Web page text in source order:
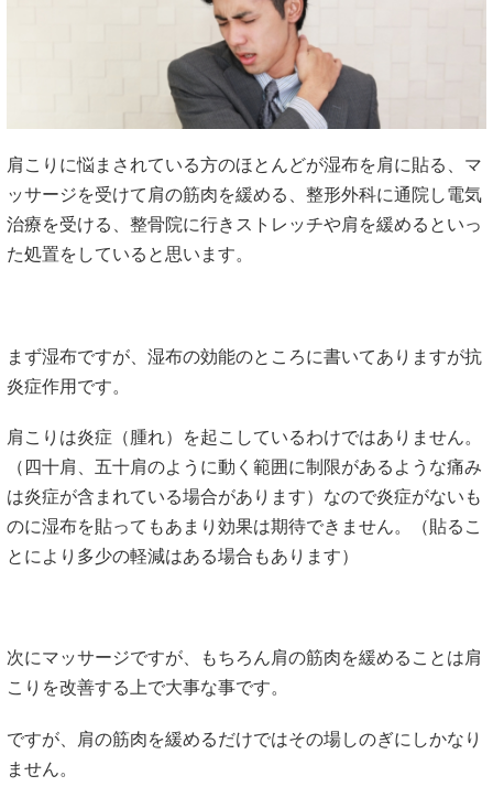
肩こりに悩まされている方のほとんどが湿布を肩に貼る、マ
ッサージを受けて肩の筋肉を緩める、整形外科に通院し電気
治療を受ける、整骨院に行きストレッチや肩を緩めるといっ
た処置をしていると思います。
まず湿布ですが、湿布の効能のところに書いてありますが抗
炎症作用です。
肩こりは炎症（腫れ）を起こしているわけではありません。
（四十肩、五十肩のように動く範囲に制限があるような痛み
は炎症が含まれている場合があります）なので炎症がないも
のに湿布を貼ってもあまり効果は期待できません。（貼るこ
とにより多少の軽減はある場合もあります）
次にマッサージですが、もちろん肩の筋肉を緩めることは肩
こりを改善する上で大事な事です。
ですが、肩の筋肉を緩めるだけではその場しのぎにしかなり
ません。